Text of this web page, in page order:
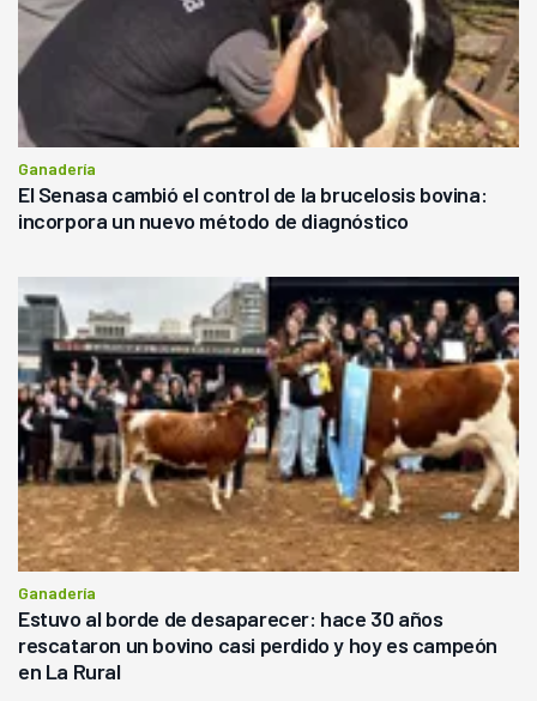
Ganadería
El Senasa cambió el control de la brucelosis bovina:
incorpora un nuevo método de diagnóstico
Ganadería
Estuvo al borde de desaparecer: hace 30 años
rescataron un bovino casi perdido y hoy es campeón
en La Rural